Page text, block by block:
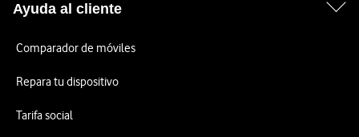
Ayuda al cliente
Comparador de móviles
Repara tu dispositivo
Tarifa social